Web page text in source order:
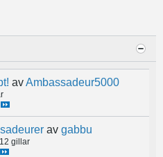
avAmbassadeur5000
av gabbu
12 gillar